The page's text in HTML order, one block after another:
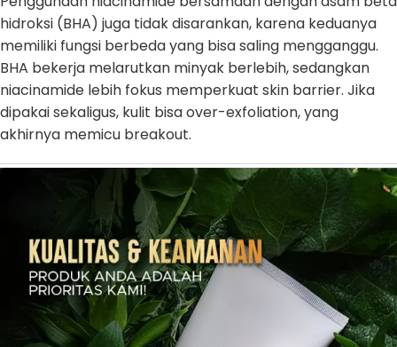
hidroksi (BHA) juga tidak disarankan, karena keduanya
memiliki fungsi berbeda yang bisa saling mengganggu.
BHA bekerja melarutkan minyak berlebih, sedangkan
niacinamide lebih fokus memperkuat skin barrier. Jika
dipakai sekaligus, kulit bisa over-exfoliation, yang
akhirnya memicu breakout.